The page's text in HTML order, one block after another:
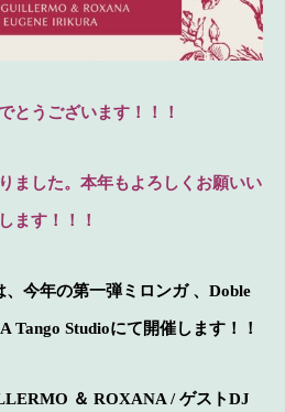
とうございます！！！
ました。本年もよろしくお願いい
ます！！！
、今年の第一弾ミロンガ 、Doble
Tango Studioにて開催します！！
＆ ROXANA / ゲストDJ